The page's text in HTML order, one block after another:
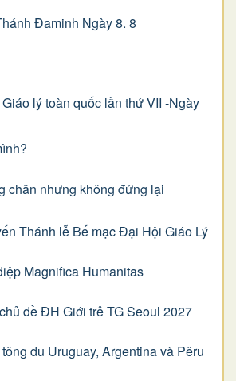
Đaminh Ngày 8. 8
lý toàn quốc lần thứ VII -Ngày
chân nhưng không đứng lại
Thánh lễ Bế mạc Đại Hội Giáo Lý
Magnifica Humanitas
đề ĐH Giới trẻ TG Seoul 2027
du Uruguay, Argentina và Pêru